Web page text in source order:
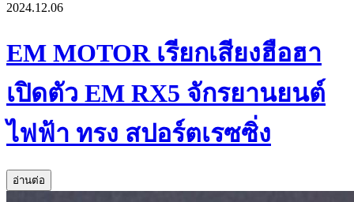
2024.12.06
EM MOTOR เรียกเสียงฮือฮา
เปิดตัว EM RX5 จักรยานยนต์
ไฟฟ้า ทรง สปอร์ตเรซซิ่ง
อ่านต่อ